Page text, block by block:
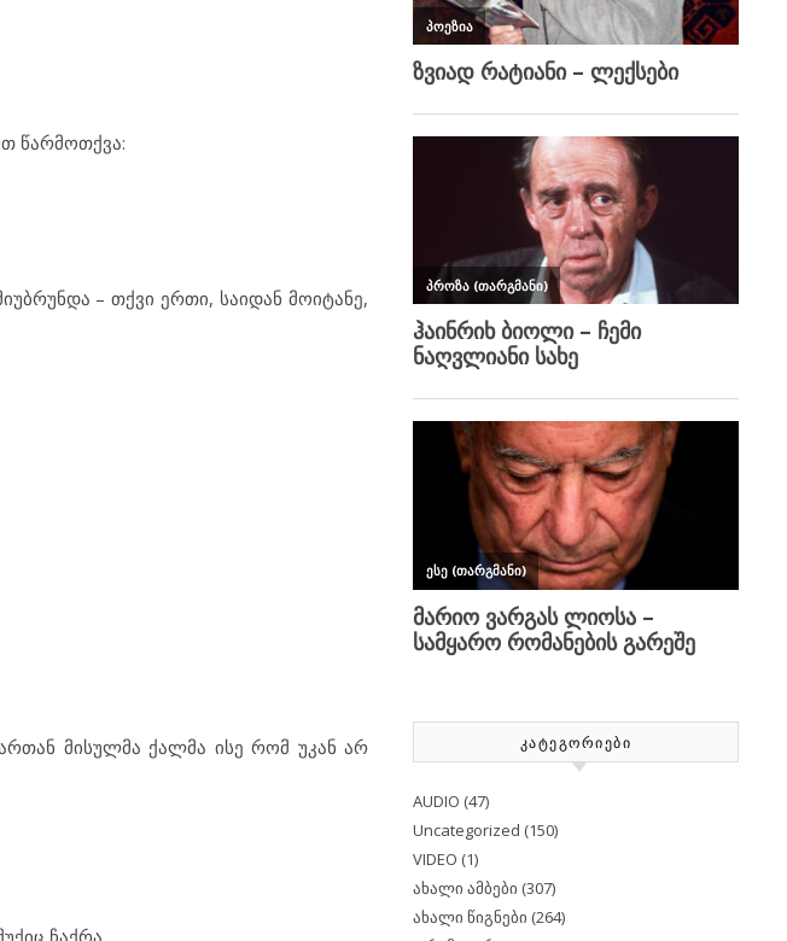
წარმოთქვა:
– თქვი ერთი, საიდან მოიტანე,
მისულმა ქალმა ისე რომ უკან არ
ჩაქრა.
ᲙᲐᲢᲔᲒᲝᲠᲘᲔᲑᲘ
AUDIO (47)
Uncategorized (150)
VIDEO (1)
ახალი ამბები (307)
ახალი წიგნები (264)